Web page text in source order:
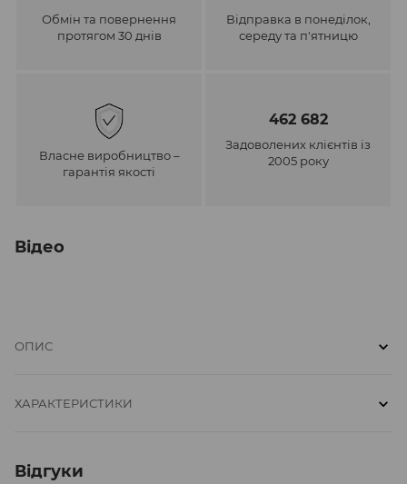
Обмін та повернення
протягом 30 днів
Відправка в понеділок,
середу та п'ятницю
Власне виробництво –
гарантія якості
462 682
Задоволених клієнтів із
2005 року
Відео
ОПИС
ХАРАКТЕРИСТИКИ
Відгуки